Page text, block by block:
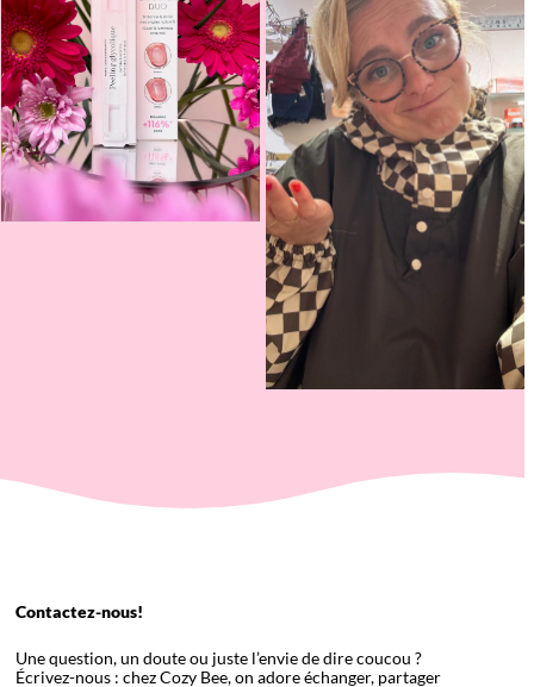
Contactez-nous!
Une question, un doute ou juste l’envie de dire coucou ?
Écrivez-nous : chez Cozy Bee, on adore échanger, partager